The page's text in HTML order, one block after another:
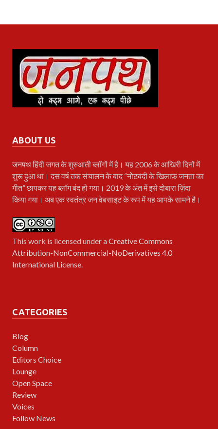
ABOUT US
जनपथहिंदी जगत के शुरुआती ब्लॉगों में है। यह 2006 के आखिरी दिनों में
शुरू हुआ था। दस वर्ष तक संचालन के बाद “नोटबंदी के खिलाफ़ जनता का
गीत” छापकर यह ब्लॉग बंद हो गया। 2019 के अंत में इसे दोबारा ज़िंदा
किया गया। अब एक स्वतंत्र जन वेबसाइट के रूप में यह आपके सामने है।
This work is licensed under aCreative Commons
Attribution-NonCommercial-NoDerivatives 4.0
International License.
CATEGORIES
Blog
Column
Editors Choice
Lounge
Open Space
Review
Voices
Follow News